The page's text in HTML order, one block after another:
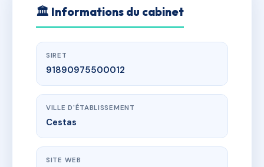
🏛 Informations du cabinet
SIRET
91890975500012
VILLE D'ÉTABLISSEMENT
Cestas
SITE WEB